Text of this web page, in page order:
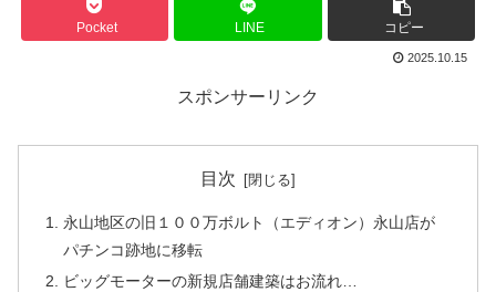
Pocket LINE コピー
2025.10.15
スポンサーリンク
目次
永山地区の旧１００万ボルト（エディオン）永山店が
パチンコ跡地に移転
ビッグモーターの新規店舗建築はお流れ…